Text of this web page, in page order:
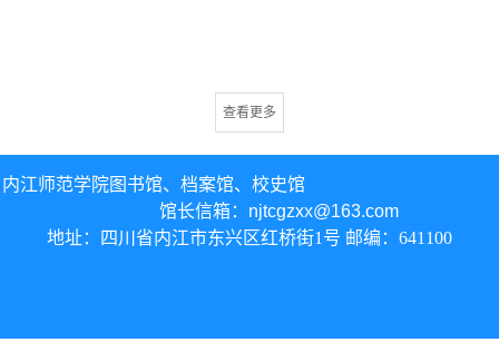
查看更多
内江师范学院图书馆、 档案馆、校史馆
馆长信箱： njtcgzxx@163.com
地址：四川省内江市东兴区红桥街1号 邮编：641100